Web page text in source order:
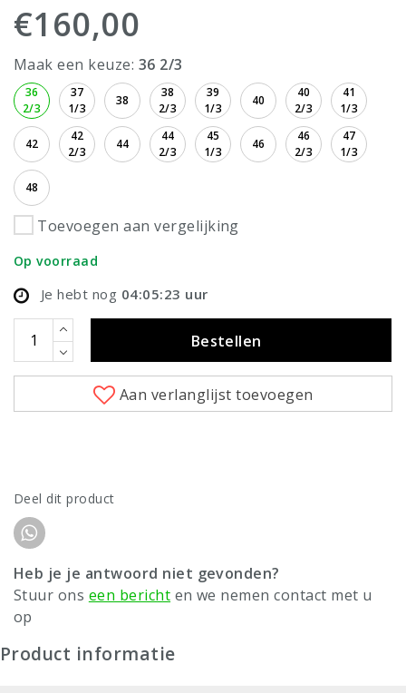
€160,00
Maak een keuze: 36 2/3
36
2/3
37
1/3
38
38
2/3
39
1/3
40
40
2/3
41
1/3
42
42
2/3
44
44
2/3
45
1/3
46
46
2/3
47
1/3
48
Toevoegen aan vergelijking
Op voorraad
Je hebt nog 04:05:23 uur
Bestellen
Aan verlanglijst toevoegen
Deel dit product
Heb je je antwoord niet gevonden?
Stuur ons een bericht en we nemen contact met u
op
Product informatie